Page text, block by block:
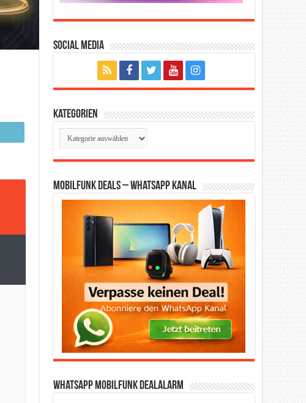
Social Media
Kategorien
Kategorien
Mobilfunk Deals – WhatsApp Kanal
WhatsApp Mobilfunk DealAlarm